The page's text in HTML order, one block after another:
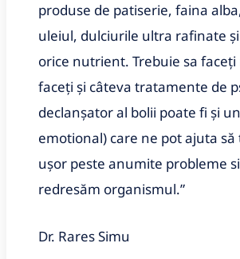
produse de patiserie, faina
uleiul, dulciurile ultra rafinate
orice nutrient. Trebuie sa faceți
faceți și câteva tratamente de
declanșator al bolii poate fi și
emotional) care ne pot ajuta
ușor peste anumite probleme
redresăm organismul.”
Dr. Rares Simu